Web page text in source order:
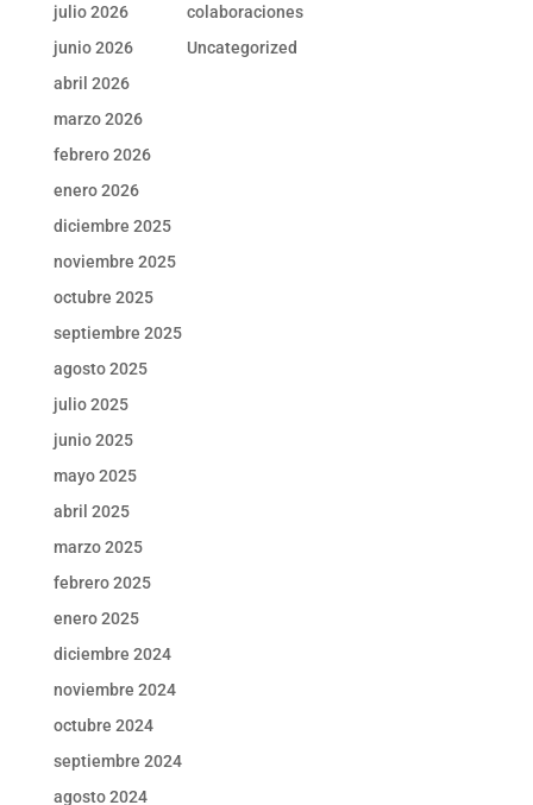
julio 2026
junio 2026
abril 2026
marzo 2026
febrero 2026
enero 2026
diciembre 2025
noviembre 2025
octubre 2025
septiembre 2025
agosto 2025
julio 2025
junio 2025
mayo 2025
abril 2025
marzo 2025
febrero 2025
enero 2025
diciembre 2024
noviembre 2024
octubre 2024
septiembre 2024
agosto 2024
colaboraciones
Uncategorized